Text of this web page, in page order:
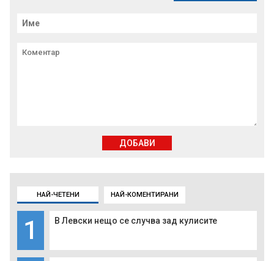
НАЙ-ЧЕТЕНИ НАЙ-КОМЕНТИРАНИ
1 В Левски нещо се случва зад кулисите
ДОБАВИ